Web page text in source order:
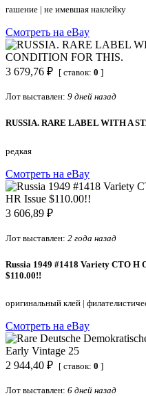
гашение | не имевшая наклейку
Смотреть на eBay
3 679,76 ₽ [ ставок: 0 ]
Лот выставлен: 9 дней назад
RUSSIA. RARE LABEL WITH A
редкая
Смотреть на eBay
3 606,89 ₽
Лот выставлен: 2 года назад
Russia 1949 #1418 Variety CTO H
$110.00!!
оригинальный клей |
Смотреть на eBay
2 944,40 ₽ [ ставок: 0 ]
Лот выставлен: 6 дней назад